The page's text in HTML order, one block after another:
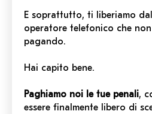
E soprattutto, ti liberiamo
operatore telefonico che
pagando.
Hai capito bene.
Paghiamo noi le tue penali,
essere finalmente libero di